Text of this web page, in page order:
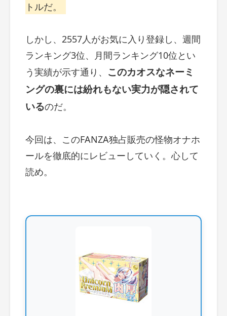
トルだ。
しかし、2557人がお気に入り登録し、週間
ランキング3位、月間ランキング10位とい
う実績が示す通り、 このカオスなネーミ
ングの裏には紛れもない実力が隠されて
いるのだ。
今回は、このFANZA独占販売の怪物オナホ
ールを徹底的にレビューしていく。心して
読め。